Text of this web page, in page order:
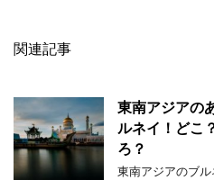
関連記事
東南アジアの
ルネイ！どこ
ろ？
東南アジアのブ